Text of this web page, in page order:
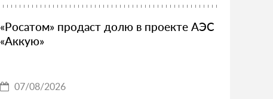
«Росатом» продаст долю в проекте АЭС
«Аккую»
07/08/2026